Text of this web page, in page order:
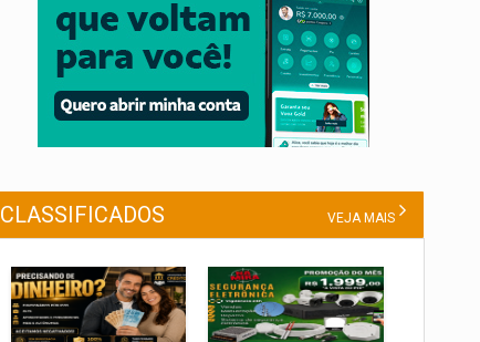
CLASSIFICADOS VEJA MAIS